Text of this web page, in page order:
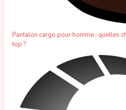
Pantalon cargo pour homme : quelles
top ?